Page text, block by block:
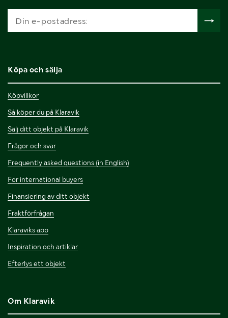
Köpa och sälja
Köpvillkor
Så köper du på Klaravik
Sälj ditt objekt på Klaravik
Frågor och svar
Frequently asked questions (in English)
For international buyers
Finansiering av ditt objekt
Fraktförfrågan
Klaraviks app
Inspiration och artiklar
Efterlys ett objekt
Om Klaravik